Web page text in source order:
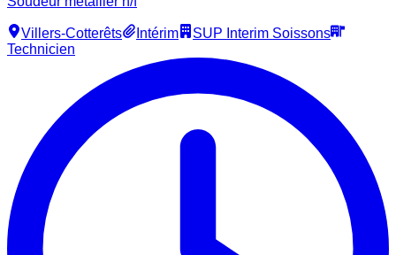
Villers-Cotterêts Intérim
SUP Interim Soissons
Technicien